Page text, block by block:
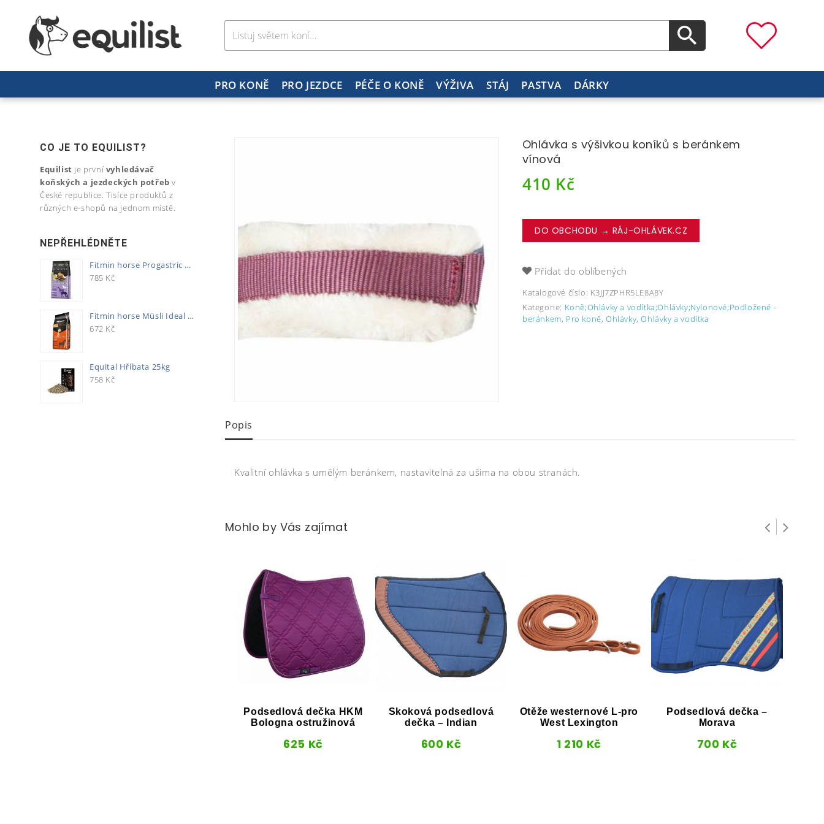
PRO KONĚ PRO JEZDCE PÉČE O KONĚ VÝŽIVA STÁJ PASTVA DÁRKY
Ohlávka s výšivkou koníků s beránkem
vínová
410 Kč
DO OBCHODU → RÁJ-OHLÁVEK.CZ
Přidat do oblíbených
Katalogové číslo: K3JJ7ZPHR5LE8A8Y
Kategorie: Koně;Ohlávky a vodítka;Ohlávky;Nylonové;Podložené -
beránkem, Pro koně,Ohlávky,Ohlávky a vodítka
Popis
Kvalitní ohlávka s umělým beránkem, nastavitelná za ušima na obou stranách.
Mohlo by Vás zajímat
Podsedlová dečka HKM
Bologna ostružinová
625 Kč
Skoková podsedlová
dečka – Indian
600 Kč
Otěže westernové L-pro
West Lexington
1 210 Kč
Podsedlová dečka –
Morava
700 Kč
CO JE TO EQUILIST?
Equilist je první vyhledávač
koňských a jezdeckých potřeb v
České republice. Tisíce produktů z
různých e-shopů na jednom místě.
NEPŘEHLÉDNĚTE
Fitmin horse Progastric 20kg
785 Kč
Fitmin horse Müsli Ideal 20kg
672 Kč
Equital Hříbata 25kg
758 Kč